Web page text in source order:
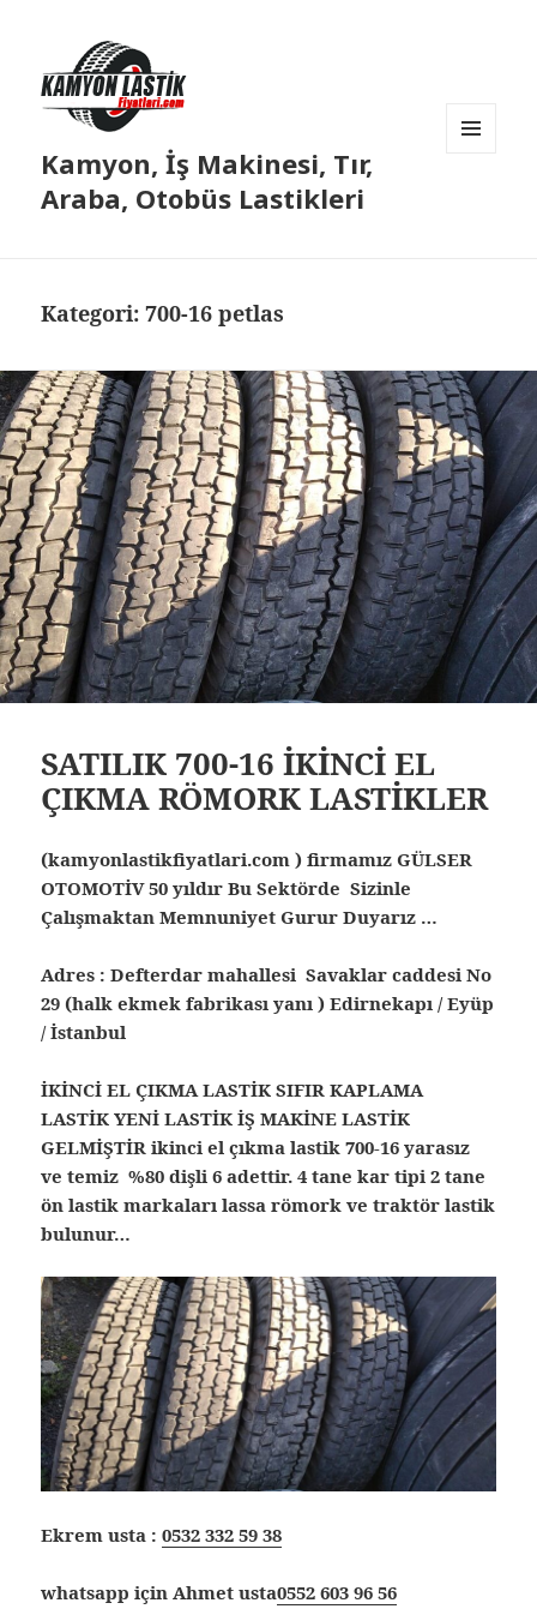
Kamyon, İş Makinesi, Tır,
Araba, Otobüs Lastikleri
Kategori:700-16 petlas
SATILIK 700-16 İKİNCİ EL
ÇIKMA RÖMORK LASTİKLER
(kamyonlastikfiyatlari.com ) firmamız GÜLSER
OTOMOTİV 50 yıldır Bu Sektörde Sizinle
Çalışmaktan Memnuniyet Gurur Duyarız …
Adres : Defterdar mahallesi Savaklar caddesi No
29 (halk ekmek fabrikası yanı ) Edirnekapı / Eyüp
/ İstanbul
İKİNCİ EL ÇIKMA LASTİK SIFIR KAPLAMA
LASTİK YENİ LASTİK İŞ MAKİNE LASTİK
GELMİŞTİR ikinci el çıkma lastik 700-16 yarasız
ve temiz %80 dişli 6 adettir. 4 tane kar tipi 2 tane
ön lastik markaları lassa römork ve traktör lastik
bulunur…
Ekrem usta :0532 332 59 38
whatsapp için Ahmet usta0552 603 96 56